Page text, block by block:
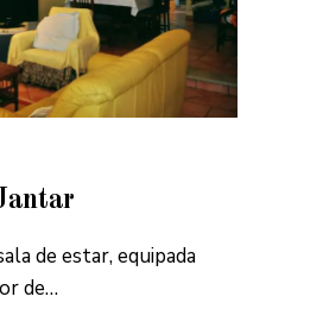
de estar, equipada
de…